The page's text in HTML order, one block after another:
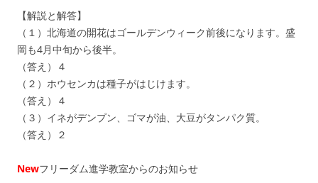
【解説と解答】
（１）北海道の開花はゴールデンウィーク前後になります。盛
岡も4月中旬から後半。
（答え）４
（２）ホウセンカは種子がはじけます。
（答え）４
（３）イネがデンプン、ゴマが油、大豆がタンパク質。
（答え）２
Newフリーダム進学教室からのお知らせ